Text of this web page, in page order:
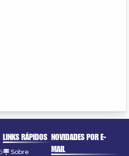
LINKS RÁPIDOS
Sobre
NOVIDADES POR E-
MAIL